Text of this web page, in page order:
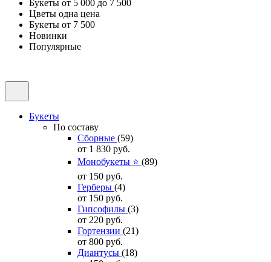
Букеты от 5 000 до 7 500
Цветы одна цена
Букеты от 7 500
Новинки
Популярные
Букеты
По составу
Сборные (59)
от 1 830 руб.
Монобукеты ⭐ (89)
от 150 руб.
Герберы (4)
от 150 руб.
Гипсофилы (3)
от 220 руб.
Гортензии (21)
от 800 руб.
Диантусы (18)